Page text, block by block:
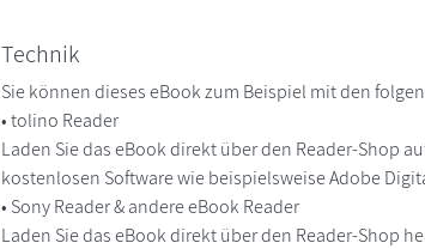
Technik
Sie können dieses eBook zum Beispiel mit den
• tolino Reader
Laden Sie das eBook direkt über den Reader-Shop
kostenlosen Software wie beispielsweise Adobe
• Sony Reader & andere eBook Reader
Laden Sie das eBook direkt über den Reader-Shop